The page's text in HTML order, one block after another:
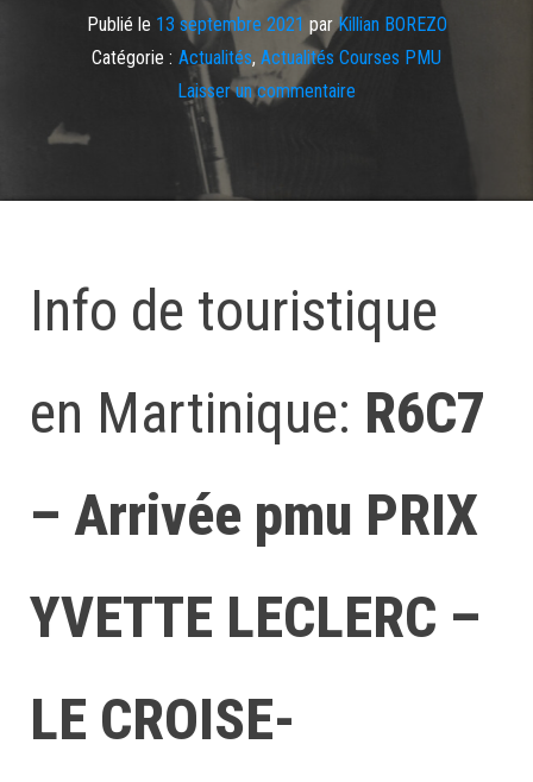
Publié le 13 septembre 2021 parKillian BOREZO
Catégorie : Actualités, Actualités Courses PMU
Laisser un commentaire
Info de touristique
en Martinique: R6C7
– Arrivée pmu PRIX
YVETTE LECLERC –
LE CROISE-